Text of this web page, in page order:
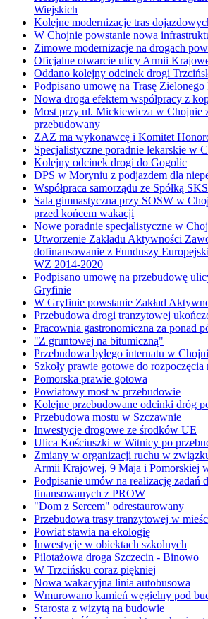
Wiejskich
Kolejne modernizacje tras
W Chojnie powstanie nowa
Zimowe modernizacje na drogach
Oficjalne otwarcie ulicy Armii
Oddano kolejny odcinek drogi
Podpisano umowę na Trasę Zielonego
Nowa droga efektem współpracy z
Most przy ul. Mickiewicza w Chojnie
przebudowany
ZAZ ma wykonawcę i Komitet
Specjalistyczne poradnie lekarskie w
Kolejny odcinek drogi do Gogolic
DPS w Moryniu z podjazdem dla
Współpraca samorządu ze Spółką
Sala gimnastyczna przy SOSW w
przed końcem wakacji
Nowe poradnie specjalistyczne w
Utworzenie Zakładu Aktywności
dofinansowanie z Funduszy
WZ 2014-2020
Podpisano umowę na przebudowę
Gryfinie
W Gryfinie powstanie Zakład
Przebudowa drogi tranzytowej
Pracownia gastronomiczna za ponad
"Z gruntowej na bitumiczną"
Przebudowa byłego internatu w
Szkoły prawie gotowe do
Pomorska prawie gotowa
Powiatowy most w przebudowie
Kolejne przebudowane odcinki dróg
Przebudowa mostu w Szczawnie
Inwestycje drogowe ze środków UE
Ulica Kościuszki w Witnicy po
Zmiany w organizacji ruchu w
Armii Krajowej, 9 Maja i Pomorskiej
Podpisanie umów na realizację zadań
finansowanych z PROW
"Dom z Sercem" odrestaurowany
Przebudowa trasy tranzytowej w
Powiat stawia na ekologię
Inwestycje w obiektach szkolnych
Pilotażowa droga Szczecin - Binowo
W Trzcińsku coraz piękniej
Nowa wakacyjna linia autobusowa
Wmurowano kamień węgielny pod
Starosta z wizytą na budowie